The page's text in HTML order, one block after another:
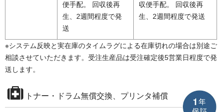
便手配。 回収後再
生、2週間程度で発
送
収便手配。 回収後再
生、2週間程度で発送
※システム反映と実在庫のタイムラグによる在庫切れの場合は別途ご
相談させていただきます。受注生産品は受注確定後5営業日程度で発
送します。
トナー・ドラム無償交換、プリンタ補償